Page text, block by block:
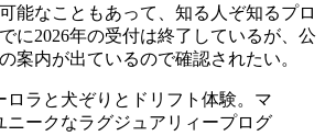
能なこともあって、知る人ぞ知るプロ
に2026年の受付は終了しているが、公
案内が出ているので確認されたい。